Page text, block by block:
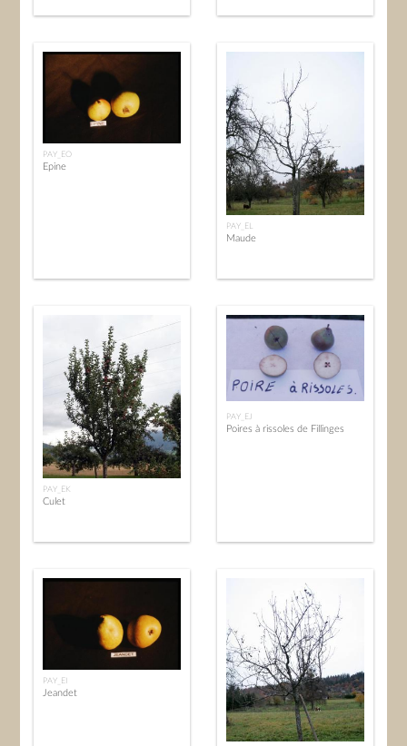
PAY_EO
Epine
PAY_EL
Maude
PAY_EK
Culet
PAY_EJ
Poires à rissoles de Fillinges
PAY_EI
Jeandet